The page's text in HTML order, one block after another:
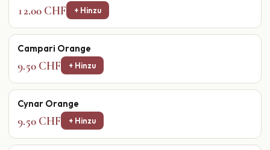
12.00 CHF + Hinzu
Campari Orange
9.50 CHF + Hinzu
Cynar Orange
9.50 CHF + Hinzu